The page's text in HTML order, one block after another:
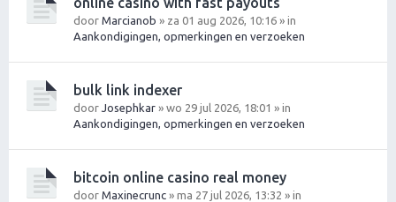
door Marcianob » za 01 aug 2026, 10:16 » in
Aankondigingen, opmerkingen en verzoeken
bulk link indexer
door Josephkar » wo 29 jul 2026, 18:01 » in
Aankondigingen, opmerkingen en verzoeken
bitcoin online casino real money
door Maxinecrunc » ma 27 jul 2026, 13:32 » in